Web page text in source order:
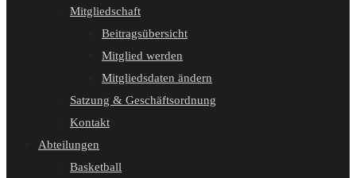
Mitgliedschaft
Beitragsübersicht
Mitglied werden
Mitgliedsdaten ändern
Satzung & Geschäftsordnung
Kontakt
Abteilungen
Basketball